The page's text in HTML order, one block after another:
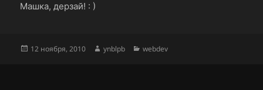
Машка, дерзай! : )
Опубликовано
12 ноября, 2010 Автор
ynblpb Рубрики
webdev